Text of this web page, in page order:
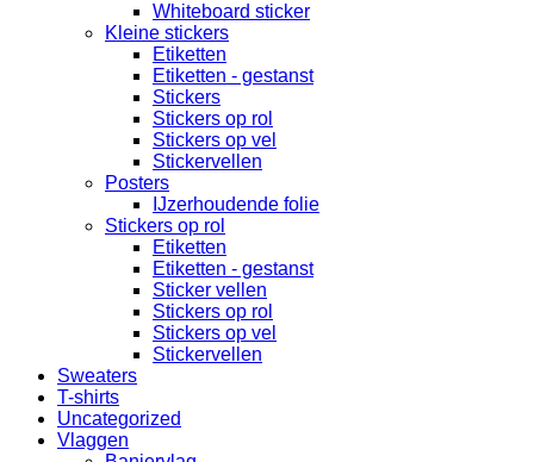
Whiteboard sticker
Kleine stickers
Etiketten
Etiketten - gestanst
Stickers
Stickers op rol
Stickers op vel
Stickervellen
Posters
IJzerhoudende folie
Stickers op rol
Etiketten
Etiketten - gestanst
Sticker vellen
Stickers op rol
Stickers op vel
Stickervellen
Sweaters
T-shirts
Uncategorized
Vlaggen